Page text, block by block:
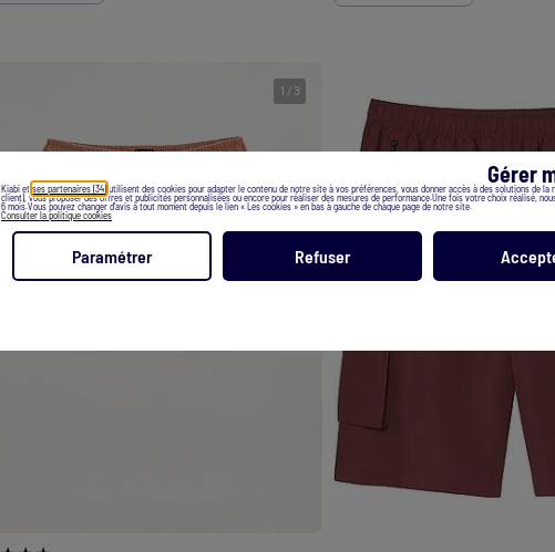
Gérer
Kiabi et ses partenaires (34) utilisent des cookies pour adapter le contenu de notre site à vos préférences, vous donner accès à des solutions de
client), vous proposer des offres et publicités personnalisées ou encore pour réaliser des mesures de performance.Une fois votre choix réalisé,
6 mois.Vous pouvez changer d’avis à tout moment depuis le lien « Les cookies » en bas à gauche de chaque page de notre site.
Consulter la politique cookies
Paramétrer Refuser
1 / 3